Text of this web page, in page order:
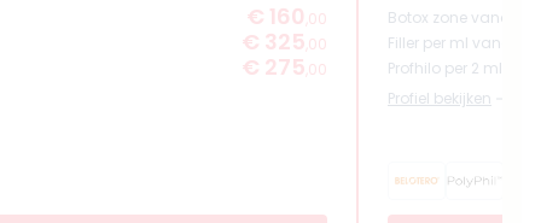
€ 160 ,00
€ 325 ,00
€ 275 ,00
Botox zone vanaf
Filler per ml vanaf
Profhilo per 2 ml
Profiel bekijken